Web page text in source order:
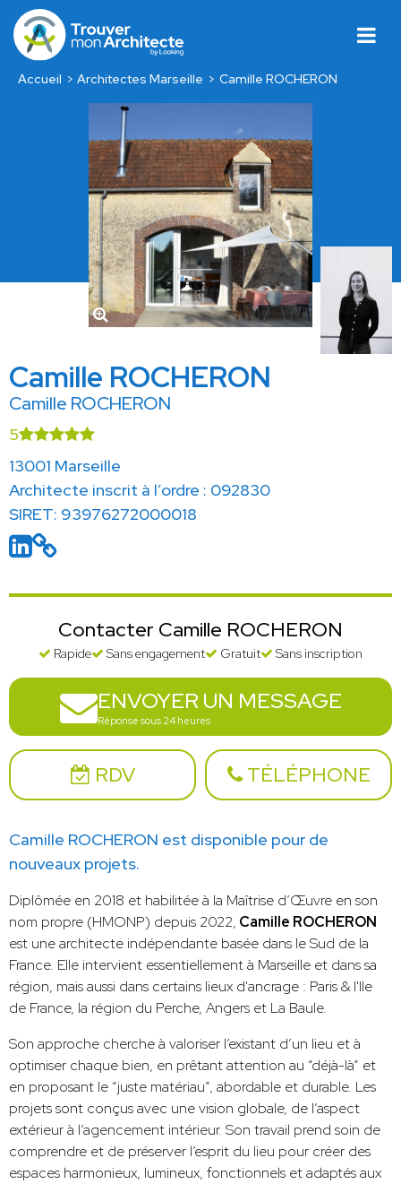
Accueil Architectes Marseille Camille ROCHERON
Camille ROCHERON
Camille ROCHERON
5
13001 Marseille
Architecte inscrit à l’ordre : 092830
SIRET: 93976272000018
Contacter Camille ROCHERON
Rapide Sans engagement Gratuit Sans inscription
ENVOYER UN MESSAGE
Réponse sous 24 heures
RDV TÉLÉPHONE
Camille ROCHERON est disponible pour de
nouveaux projets.
Diplômée en 2018 et habilitée à la Maîtrise d’Œuvre en son
nom propre (HMONP) depuis 2022, Camille ROCHERON
est une architecte indépendante basée dans le Sud de la
France. Elle intervient essentiellement à Marseille et dans sa
région, mais aussi dans certains lieux d'ancrage : Paris & l'Ile
de France, la région du Perche, Angers et La Baule.
Son approche cherche à valoriser l’existant d’un lieu et à
optimiser chaque bien, en prêtant attention au “déjà-là” et
en proposant le “juste matériau”, abordable et durable. Les
projets sont conçus avec une vision globale, de l’aspect
extérieur à l’agencement intérieur. Son travail prend soin de
comprendre et de préserver l’esprit du lieu pour créer des
espaces harmonieux, lumineux, fonctionnels et adaptés aux